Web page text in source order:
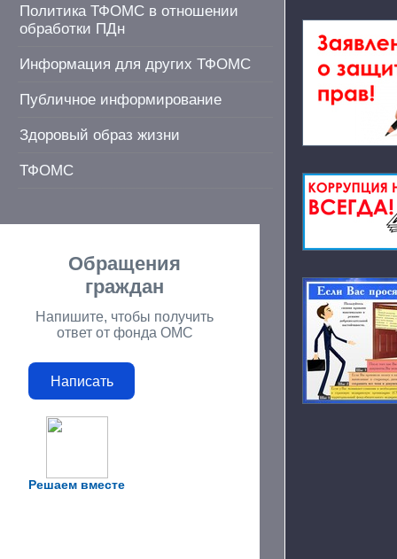
Политика ТФОМС в отношении
обработки ПДн
Информация для других ТФОМС
Публичное информирование
Здоровый образ жизни
ТФОМС
Решаем вместе
Обращения
граждан
Напишите, чтобы получить
ответ от фонда ОМС
Написать